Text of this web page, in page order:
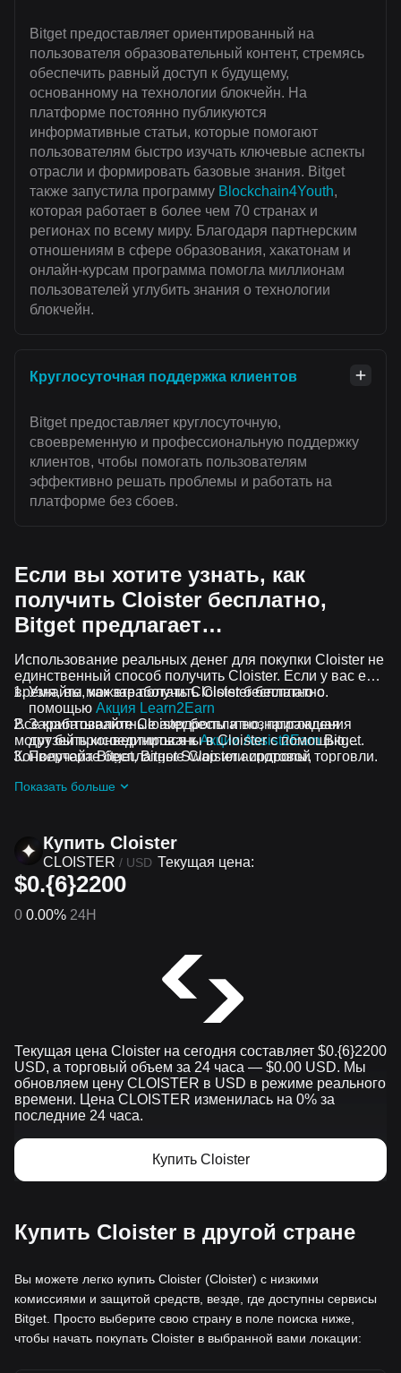
Bitget предоставляет ориентированный на
пользователя образовательный контент, стремясь
обеспечить равный доступ к будущему,
основанному на технологии блокчейн. На
платформе постоянно публикуются
информативные статьи, которые помогают
пользователям быстро изучать ключевые аспекты
отрасли и формировать базовые знания. Bitget
также запустила программу Blockchain4Youth,
которая работает в более чем 70 странах и
регионах по всему миру. Благодаря партнерским
отношениям в сфере образования, хакатонам и
онлайн-курсам программа помогла миллионам
пользователей углубить знания о технологии
блокчейн.
Круглосуточная поддержка клиентов
Bitget предоставляет круглосуточную,
своевременную и профессиональную поддержку
клиентов, чтобы помогать пользователям
эффективно решать проблемы и работать на
платформе без сбоев.
Если вы хотите узнать, как
получить Cloister бесплатно,
Bitget предлагает…
Использование реальных денег для покупки Cloister не
единственный способ получить Cloister. Если у вас есть
время, вы можете получить Cloister бесплатно.
Узнайте, как заработать Cloister бесплатно с
помощью Акция Learn2Earn
Зарабатывайте Cloister бесплатно, приглашая
друзей присоединиться кАкции Assist2EarnBitget.
Получайте бесплатные Cloister аирдропы,
Все криптовалютные аирдропы и вознаграждения
могут быть конвертированы в Cloister с помощью
Конвертера Bitget, Bitget Swap или спотовой торговли.
Показать больше
Купить Cloister
CLOISTER / USD Текущая цена:
$0.{6}2200
0 0.00% 24H
Текущая цена Cloister на сегодня составляет $0.{​6}2200
USD, а торговый объем за 24 часа — $0.00 USD. Мы
обновляем цену CLOISTER в USD в режиме реального
времени. Цена CLOISTER изменилась на 0% за
последние 24 часа.
Купить Cloister
Купить Cloister в другой стране
Вы можете легко купить Cloister (Cloister) с низкими
комиссиями и защитой средств, везде, где доступны сервисы
Bitget. Просто выберите свою страну в поле поиска ниже,
чтобы начать покупать Cloister в выбранной вами локации: